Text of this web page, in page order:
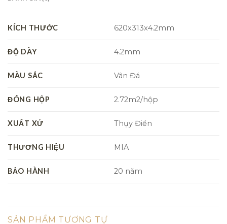
KÍCH THƯỚC 620x313x4.2mm
ĐỘ DÀY 4.2mm
MÀU SẮC Vân Đá
ĐÓNG HỘP 2.72m2/hộp
XUẤT XỨ Thụy Điển
THƯƠNG HIỆU MIA
BẢO HÀNH 20 năm
SẢN PHẨM TƯƠNG TỰ